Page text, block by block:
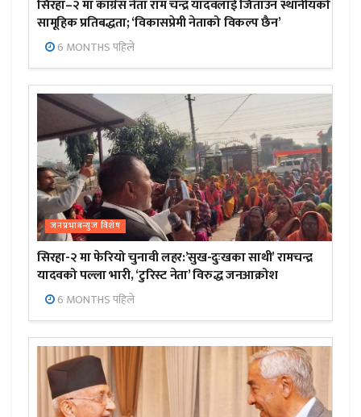
सिरहा–२ मा कांग्रेस नेता राम चन्द्र यादवलाई जिताउन स्थानीयको
सामूहिक प्रतिबद्धता; ‘विकासप्रेमी नेताको विकल्प छैन’
6 MONTHS पहिले
जनप्रभाबन्युज विशेष
सिरहा-२ मा फेरियो चुनावी लहर:’सुख-दुःखका साथी’ रामचन्द्र
यादवको पल्ला भारी, ‘टुरिस्ट नेता’ विरुद्ध जनआक्रोश
6 MONTHS पहिले